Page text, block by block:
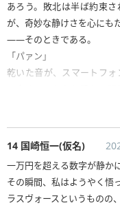
あろう。敗北は半ば約束
が、奇妙な静けさを心にも
——そのときである。
「パァン」
乾いた音が、スマートフ
14 国崎恒一(仮名)
一万円を超える数字が静か
その瞬間、私はようやく悟
ラスヴォースというものの